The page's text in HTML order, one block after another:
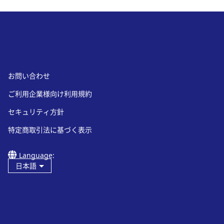
お問い合わせ
ご利用企業様向け利用規約
セキュリティ方針
特定商取引法に基づく表示
Language:
日本語